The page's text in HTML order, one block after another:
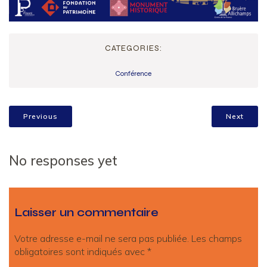
CATEGORIES:
Conférence
Previous Next
No responses yet
Laisser un commentaire
Votre adresse e-mail ne sera pas publiée. Les champs
obligatoires sont indiqués avec *